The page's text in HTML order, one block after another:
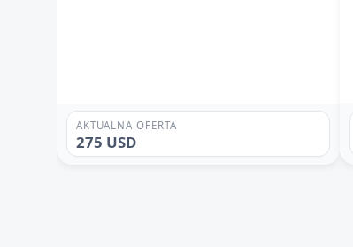
AKTUALNA OFERTA
275 USD